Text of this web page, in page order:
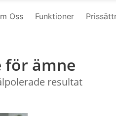
Oss Funktioner
för ämne
resultat